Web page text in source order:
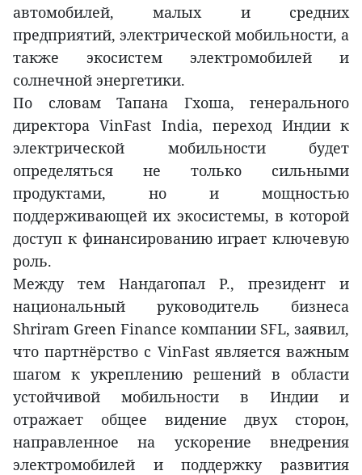
автомобилей, малых и средних
предприятий, электрической мобильности, а
также экосистем электромобилей и
солнечной энергетики.
По словам Тапана Гхоша, генерального
директора VinFast India, переход Индии к
электрической мобильности будет
определяться не только сильными
продуктами, но и мощностью
поддерживающей их экосистемы, в которой
доступ к финансированию играет ключевую
роль.
Между тем Нандагопал Р., президент и
национальный руководитель бизнеса
Shriram Green Finance компании SFL, заявил,
что партнёрство с VinFast является важным
шагом к укреплению решений в области
устойчивой мобильности в Индии и
отражает общее видение двух сторон,
направленное на ускорение внедрения
электромобилей и поддержку развития